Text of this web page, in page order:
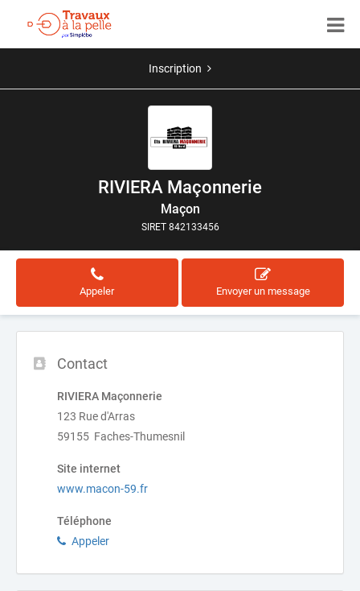
Inscription
RIVIERA Maçonnerie
Maçon
SIRET 842133456
Appeler Envoyer un message
Contact
RIVIERA Maçonnerie
123 Rue d'Arras
59155 Faches-Thumesnil
Site internet
www.macon-59.fr
Téléphone
Appeler